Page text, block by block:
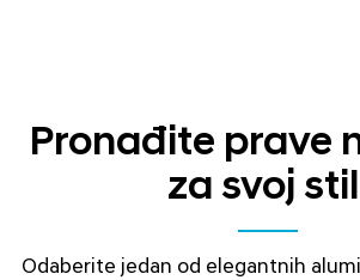
Pronađite prave
za svoj
Odaberite jedan od elegantnih